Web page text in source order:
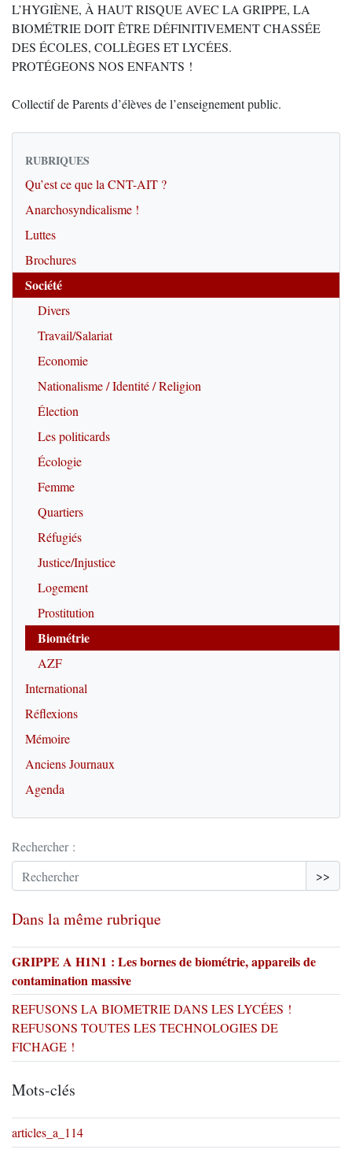
L’HYGIÈNE, À HAUT RISQUE AVEC LA GRIPPE, LA
BIOMÉTRIE DOIT ÊTRE DÉFINITIVEMENT CHASSÉE
DES ÉCOLES, COLLÈGES ET LYCÉES.
PROTÉGEONS NOS ENFANTS !
Collectif de Parents d’élèves de l’enseignement public.
RUBRIQUES
Qu’est ce que la CNT-AIT ?
Anarchosyndicalisme !
Luttes
Brochures
Société
Divers
Travail/Salariat
Economie
Nationalisme / Identité / Religion
Élection
Les politicards
Écologie
Femme
Quartiers
Réfugiés
Justice/Injustice
Logement
Prostitution
Biométrie
AZF
International
Réflexions
Mémoire
Anciens Journaux
Agenda
Rechercher :
>>
Dans la même rubrique
GRIPPE A H1N1 : Les bornes de biométrie, appareils de
contamination massive
REFUSONS LA BIOMETRIE DANS LES LYCÉES !
REFUSONS TOUTES LES TECHNOLOGIES DE
FICHAGE !
Mots-clés
articles_a_114